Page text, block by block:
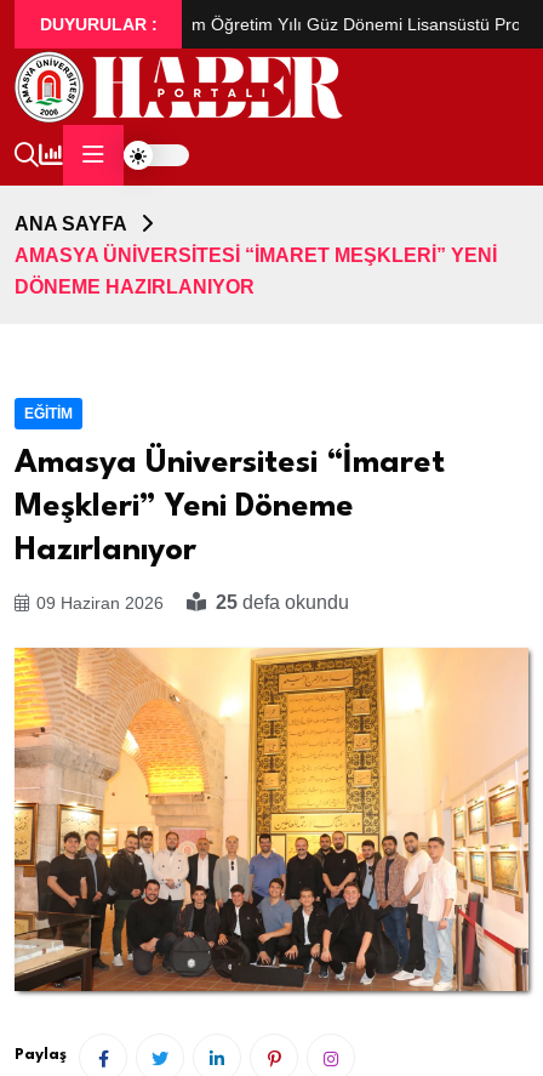
DUYURULAR :
2026-2027 Eğitim Öğretim Yılı Güz Dönemi Lisansüstü Programlara
ANA SAYFA
AMASYA ÜNIVERSITESI “İMARET MEŞKLERI” YENI
DÖNEME HAZIRLANIYOR
EĞITIM
Amasya Üniversitesi “İmaret
Meşkleri” Yeni Döneme
Hazırlanıyor
09 Haziran 2026 25 defa okundu
Paylaş